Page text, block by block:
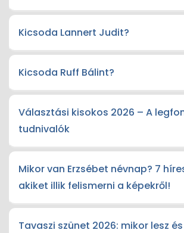
Kicsoda Lannert Judit?
Kicsoda Ruff Bálint?
Választási kisokos 2026 – A
tudnivalók
Mikor van Erzsébet névnap? 7
akiket illik felismerni a képekről!
Tavaszi szünet 2026: mikor lesz